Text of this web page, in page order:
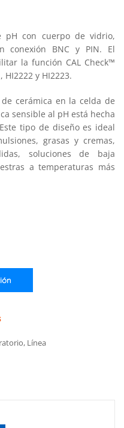
pH con cuerpo de vidrio,
conexión BNC y PIN. El
la función CAL Check™
y HI2223.
cerámica en la celda de
sensible al pH está hecha
tipo de diseño es ideal
grasas y cremas,
soluciones de baja
a temperaturas más
, Línea